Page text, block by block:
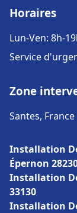
Horaires
Lun-Ven: 8h-
Service
Zone
Santes, France
Installation
Épernon
Installation
33130
Installation